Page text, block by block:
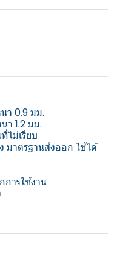
า 0.9 มม.
า 1.2 มม.
ไม่เรียบ
มาตรฐานส่งออก ใช้ได้
การใช้งาน